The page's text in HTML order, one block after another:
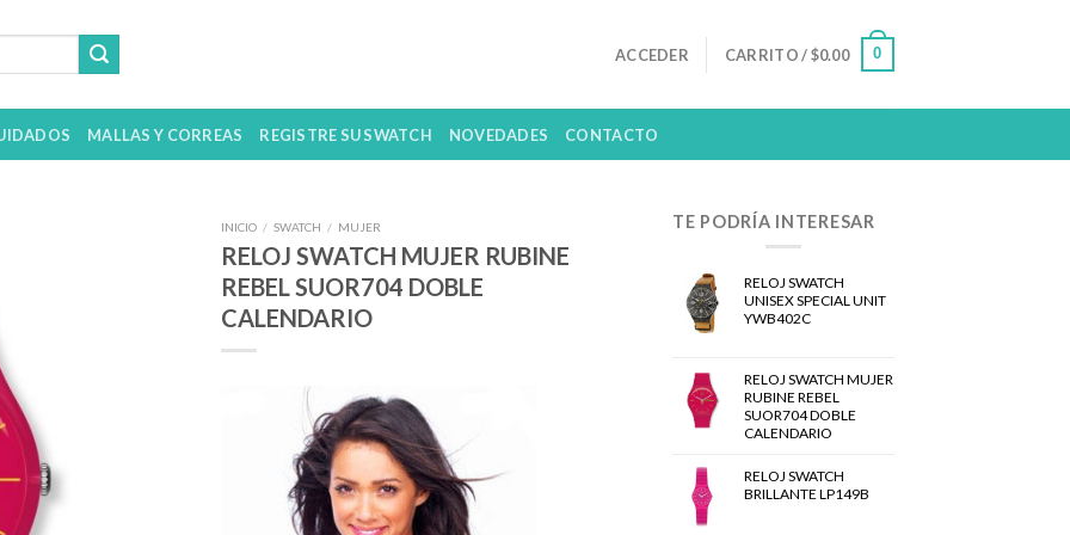
ACCEDER CARRITO /$0.00 0
MALLAS Y CORREAS REGISTRE SU SWATCH NOVEDADES CONTACTO
INICIO / SWATCH / MUJER
RELOJ SWATCH MUJER RUBINE
REBEL SUOR704 DOBLE
CALENDARIO
TE PODRÍA INTERESAR
RELOJ SWATCH
UNISEX SPECIAL UNIT
YWB402C
RELOJ SWATCH MUJER
RUBINE REBEL
SUOR704 DOBLE
CALENDARIO
RELOJ SWATCH
BRILLANTE LP149B